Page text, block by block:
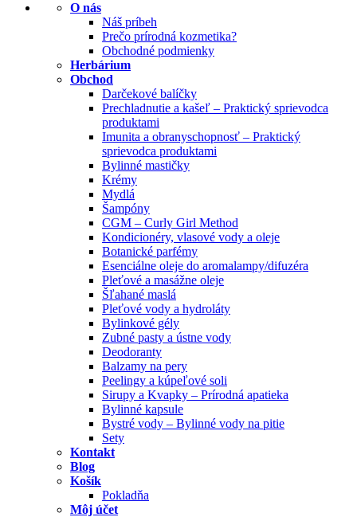
O nás
Náš príbeh
Prečo prírodná kozmetika?
Obchodné podmienky
Herbárium
Obchod
Darčekové balíčky
Prechladnutie a kašeľ – Praktický sprievodca
produktami
Imunita a obranyschopnosť – Praktický
sprievodca produktami
Bylinné mastičky
Krémy
Mydlá
Šampóny
CGM – Curly Girl Method
Kondicionéry, vlasové vody a oleje
Botanické parfémy
Esenciálne oleje do aromalampy/difuzéra
Pleťové a masážne oleje
Šľahané maslá
Pleťové vody a hydroláty
Bylinkové gély
Zubné pasty a ústne vody
Deodoranty
Balzamy na pery
Peelingy a kúpeľové soli
Sirupy a Kvapky – Prírodná apatieka
Bylinné kapsule
Bystré vody – Bylinné vody na pitie
Sety
Kontakt
Blog
Košík
Pokladňa
Môj účet